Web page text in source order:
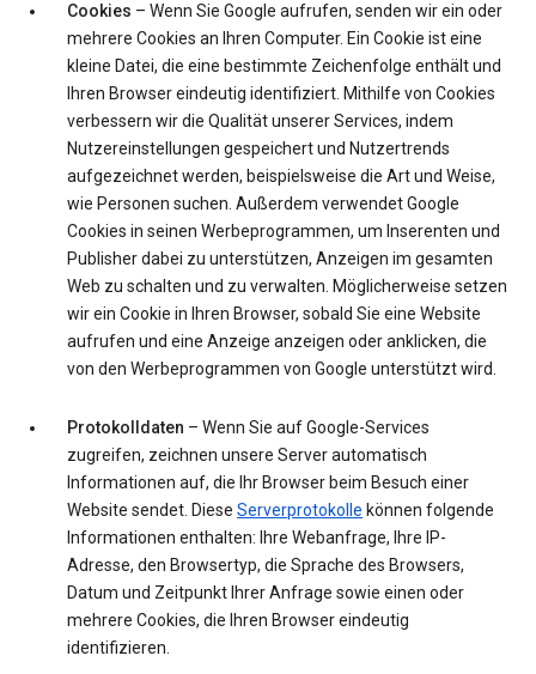
Cookies – Wenn Sie Google aufrufen, senden wir ein oder
mehrere Cookies an Ihren Computer. Ein Cookie ist eine
kleine Datei, die eine bestimmte Zeichenfolge enthält und
Ihren Browser eindeutig identifiziert. Mithilfe von Cookies
verbessern wir die Qualität unserer Services, indem
Nutzereinstellungen gespeichert und Nutzertrends
aufgezeichnet werden, beispielsweise die Art und Weise,
wie Personen suchen. Außerdem verwendet Google
Cookies in seinen Werbeprogrammen, um Inserenten und
Publisher dabei zu unterstützen, Anzeigen im gesamten
Web zu schalten und zu verwalten. Möglicherweise setzen
wir ein Cookie in Ihren Browser, sobald Sie eine Website
aufrufen und eine Anzeige anzeigen oder anklicken, die
von den Werbeprogrammen von Google unterstützt wird.
Protokolldaten – Wenn Sie auf Google-Services
zugreifen, zeichnen unsere Server automatisch
Informationen auf, die Ihr Browser beim Besuch einer
Website sendet. Diese Serverprotokolle können folgende
Informationen enthalten: Ihre Webanfrage, Ihre IP-
Adresse, den Browsertyp, die Sprache des Browsers,
Datum und Zeitpunkt Ihrer Anfrage sowie einen oder
mehrere Cookies, die Ihren Browser eindeutig
identifizieren.